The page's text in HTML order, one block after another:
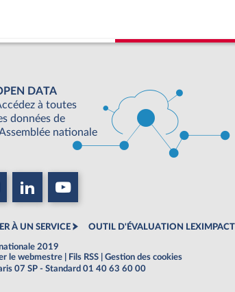
DATA
à toutes
données de
nationale
À UN SERVICE OUTIL D'ÉVALUATION LEXIMPACT
2019
le webmestre Fils RSS
Gestion des cookies
07 SP - Standard 01 40 63 60 00